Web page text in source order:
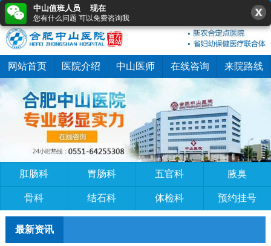
网站首页 医院介绍 中山医师 在线咨询 来院路线
肛肠科 胃肠科 五官科 腋臭
骨科 结石科 体检科 预约挂号
最新资讯
0551-64255308
中山值班人员 现在
您有什么问题 可以免费咨询我